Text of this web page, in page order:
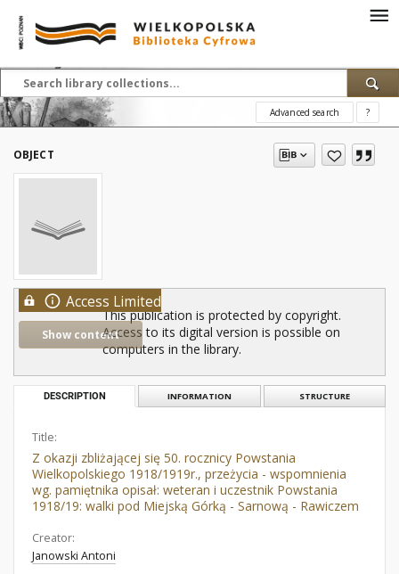
Advanced search ?
OBJECT
Access Limited
Show content
This publication is protected by copyright.
Access to its digital version is possible on
computers in the library.
DESCRIPTION INFORMATION STRUCTURE
Title:
Z okazji zbliżającej się 50. rocznicy Powstania
Wielkopolskiego 1918/1919r., przeżycia - wspomnienia
wg. pamiętnika opisał: weteran i uczestnik Powstania
1918/19: walki pod Miejską Górką - Sarnową - Rawiczem
Creator:
Janowski Antoni